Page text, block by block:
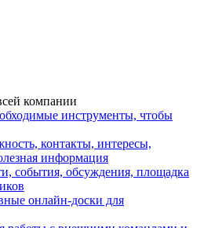
компании
инструменты, чтобы
контакты, интересы,
информация
события, обсуждения, площадка
онлайн-доски для